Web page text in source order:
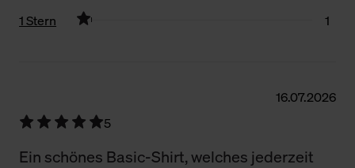
1 Stern
1
16.07.2026
5
Ein schönes Basic-Shirt, welches jederzeit